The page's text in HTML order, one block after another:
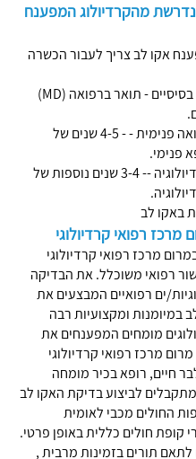
מהקרדיולוג המפענח
אקו לב צריך לעבור הכשרה
לימודי רפואה בסיסיים - תואר ברפואה (MD)
התמחות ברפואה פנימית - - 4-5 שנים של
פנימי.
התמחות בקרדיולוגיה -- 3-4 שנים נוספות של
באקו לב
מרכז רפואי קרדיולוגי
מרכז רפואי קרדיולוגי
רפואי משוכלל. את הבדיקה
ים רפואיים המבצעים את
במיומנות ומקצועיות רבה
מומחים המפענחים את
מרכז רפואי קרדיולוגי
חיים, רופא בכיר מומחה
מתקבלים לביצוע בדיקת האקו לב
החולים מכבי לאומית
קופת חולים כללית באופן פרטי.
תורים בזמינות מרבית ,